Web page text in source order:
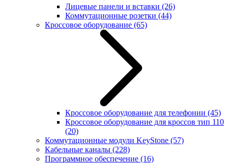
Лицевые панели и вставки (26)
Коммутационные розетки (44)
Кроссовое оборудование (65)
Кроссовое оборудование для телефонии (45)
Кроссовое оборудование для кроссов тип 110
(20)
Коммутационные модули KeyStone (57)
Кабельные каналы (228)
Программное обеспечение (16)